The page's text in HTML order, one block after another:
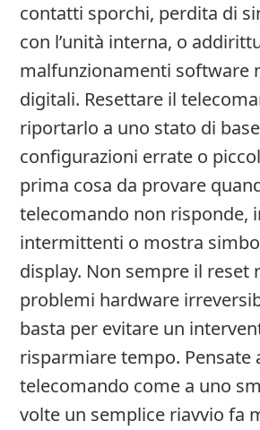
contatti sporchi, perdita di
con l’unità interna, o
malfunzionamenti software
digitali. Resettare il
riportarlo a uno stato di
configurazioni errate o
prima cosa da provare
telecomando non risponde,
intermittenti o mostra
display. Non sempre il reset
problemi hardware
basta per evitare un
risparmiare tempo. Pensate
telecomando come a uno
volte un semplice riavvio fa